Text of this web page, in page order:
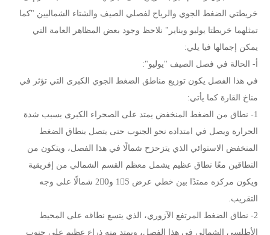
خريطتي الضغط الجوي والرياح لفصلي الصيف والشتاء الشماليين "كما
تمثلهما خريطتا يوليو ويناير" نلاحظ وجود بعض المظاهر العامة التي
يمكن إجمالها فيا يلي:
أ- الحالة في فصل الصيف "يوليو":
في هذا الفصل يكون توزيع مناطق الضغط الجوي الكبرى التي تؤثر في
مناخ القارة كما يأتي:
1- نطاق من الضغط المنخفض يمتد على الصحراء الكبرى بسبب شدة
الحرارة ويصل في امتداده نحو الجنوب حتى يتصل بنطاق الضغط
المنخفض الاستوائي الذي يتزحزح شمالًا في هذا الفصل، ويتكون من
النطاقين معًا نطاق عظيم يشمل معظم القسم الشمالي من إفريقية
ويكون مركزه ممتدًا بين خطي عرض 15ْ و20ْ شمالًا على وجه
التقريب.
2- نطاق الضغط المرتفع الآزوري، الذي يتسع نطاقه على المحيط
الأطلسي الشمالي في هذا الفصل، ويمتد منه ذراع عظيم على جنوب